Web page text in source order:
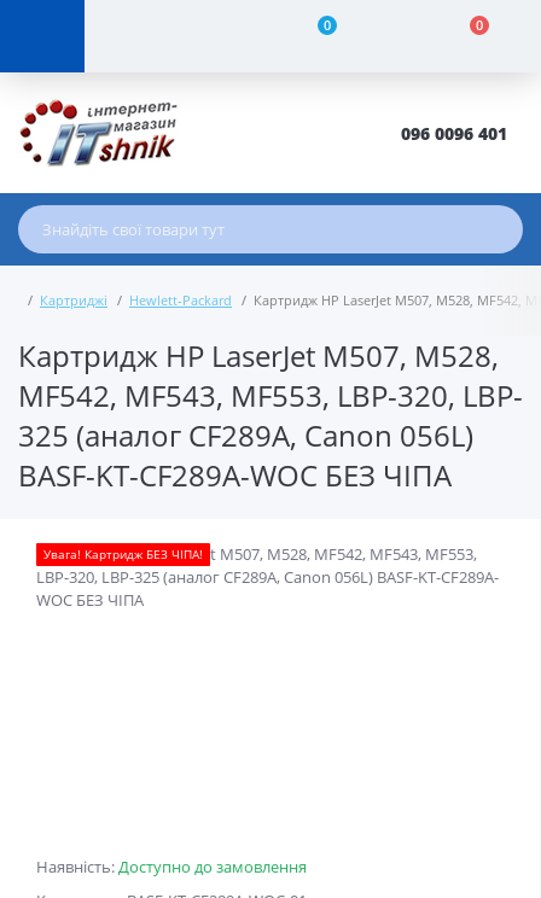
0 0
096 0096 401
Картриджі Hewlett-Packard Картридж HP LaserJet M507, M528, MF542,
Картридж HP LaserJet M507, M528,
MF542, MF543, MF553, LBP-320, LBP-
325 (аналог CF289A, Canon 056L)
BASF-KT-CF289A-WOC БЕЗ ЧІПА
Наявність:Доступно до замовлення
Увага! Картридж БЕЗ ЧІПА!